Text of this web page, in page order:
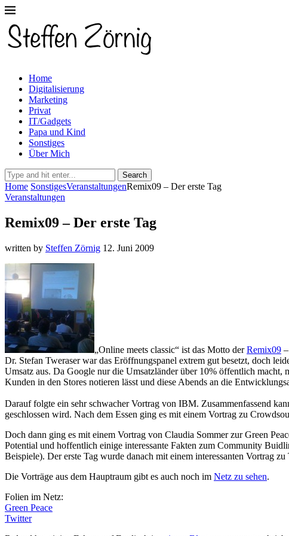
Home
Digitalisierung
Marketing
Privat
IT/Gadgets
Papa und Kind
Sonstiges
Über Mich
Search
Home SonstigesVeranstaltungenRemix09 – Der erste Tag
Veranstaltungen
Remix09 – Der erste Tag
written by Steffen Zörnig 12. Juni 2009
„Online meets classic“ ist das Motto derRemix09
Dr. Stefan Tweraser war das Eröffnungspanel extrem gut besetzt, doch
Umsatz aus. Da Google nur die Umsatzländer über 10% öffentlich macht,
Kunden in den Stores notieren lässt und diese Abends an die
Darauf folgte ein sehr schwacher Vortrag von IBM. Zusammenfassend
geschlossen wird. Nach dem Essen ging es mit einem Vortrag zu
Doch dann ging es mit einem Vortrag von Claudia Sommer zur Green
Potential und hoffentlich einige interessante Fakten zum Community
Beispiele). Der erste Tag wurde danach mit einem interessanten Vortrag
Die Vorträge aus dem Hauptraum gibt es auch noch im Netz zu sehen.
Folien im Netz:
Green Peace
Twitter